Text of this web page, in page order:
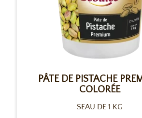
PÂTE DE PISTACHE
COLORÉE
SEAU DE 1 KG